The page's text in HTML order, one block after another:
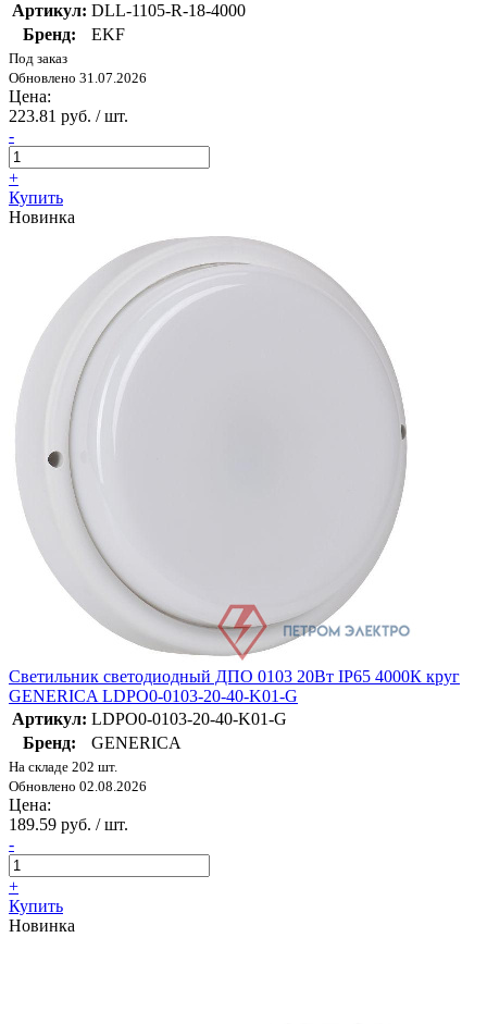
Артикул: DLL-1105-R-18-4000
Бренд:
EKF
Под заказ
Обновлено 31.07.2026
Цена:
223.81 руб. / шт.
-
+
Купить
Новинка
Светильник светодиодный ДПО 0103 20Вт IP65 4000К круг
GENERICA LDPO0-0103-20-40-K01-G
Артикул: LDPO0-0103-20-40-K01-G
Бренд:
GENERICA
На складе 202 шт.
Обновлено 02.08.2026
Цена:
189.59 руб. / шт.
-
+
Купить
Новинка